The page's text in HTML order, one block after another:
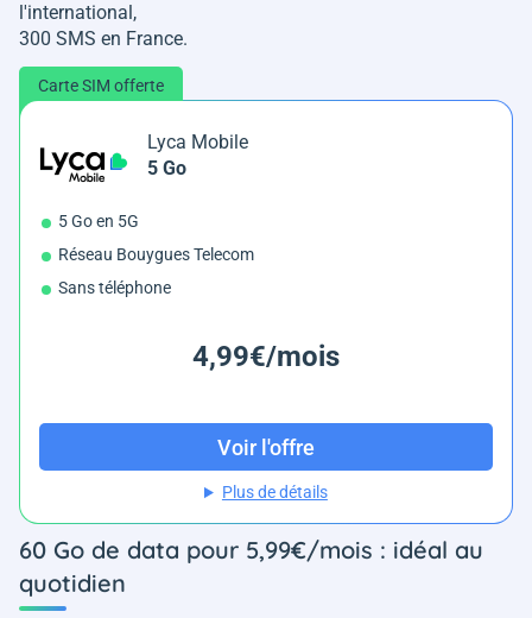
l'international,
300 SMS en France.
Carte SIM offerte
Lyca Mobile
5 Go
5 Go en 5G
Réseau Bouygues Telecom
Sans téléphone
4,99€/mois
Voir l'offre
Plus de détails
60 Go de data pour 5,99€/mois : idéal au
quotidien